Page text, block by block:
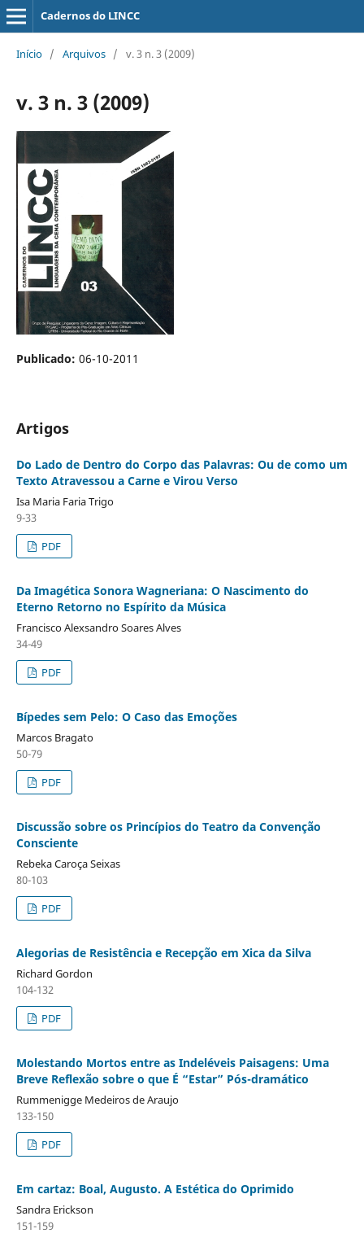
Cadernos do LINCC
Início / Arquivos / v. 3 n. 3 (2009)
v. 3 n. 3 (2009)
Publicado: 06-10-2011
Artigos
Do Lado de Dentro do Corpo das Palavras: Ou de como um
Texto Atravessou a Carne e Virou Verso
Isa Maria Faria Trigo
9-33
PDF
Da Imagética Sonora Wagneriana: O Nascimento do
Eterno Retorno no Espírito da Música
Francisco Alexsandro Soares Alves
34-49
PDF
Bípedes sem Pelo: O Caso das Emoções
Marcos Bragato
50-79
PDF
Discussão sobre os Princípios do Teatro da Convenção
Consciente
Rebeka Caroça Seixas
80-103
PDF
Alegorias de Resistência e Recepção em Xica da Silva
Richard Gordon
104-132
PDF
Molestando Mortos entre as Indeléveis Paisagens: Uma
Breve Reflexão sobre o que É “Estar” Pós-dramático
Rummenigge Medeiros de Araujo
133-150
PDF
Em cartaz: Boal, Augusto. A Estética do Oprimido
Sandra Erickson
151-159